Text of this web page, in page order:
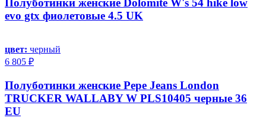
Полуботинки женские Dolomite W's 54 hike low
evo gtx фиолетовые 4.5 UK
цвет: черный
6 805 ₽
Полуботинки женские Pepe Jeans London
TRUCKER WALLABY W PLS10405 черные 36
EU